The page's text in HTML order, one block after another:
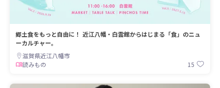
郷土食をもっと自由に！ 近江八幡・白雲館からはじまる「食」のニュ
ーカルチャー。
滋賀県近江八幡市
読みもの
15